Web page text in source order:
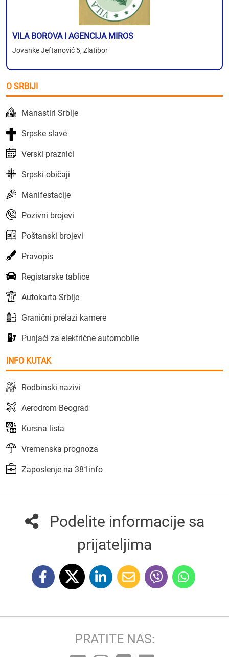
VILA BOROVA I AGENCIJA MIROS
Jovanke Jeftanović 5, Zlatibor
O SRBIJI
Manastiri Srbije
Srpske slave
Verski praznici
Srpski običaji
Manifestacije
Pozivni brojevi
Poštanski brojevi
Pravopis
Registarske tablice
Autokarta Srbije
Granični prelazi kamere
Punjači za električne automobile
INFO KUTAK
Rodbinski nazivi
Aerodrom Beograd
Kursna lista
Vremenska prognoza
Zaposlenje na 381info
Podelite informacije sa
prijateljima
PRATITE NAS: